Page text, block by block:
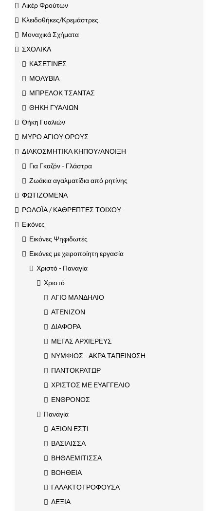
Λικέρ Φρούτων
Κλειδοθήκες/Κρεμάστρες
Μοναχικά Σχήματα
ΣΧΟΛΙΚΑ
ΚΑΣΕΤΙΝΕΣ
ΜΟΛΥΒΙΑ
ΜΠΡΕΛΟΚ ΤΣΑΝΤΑΣ
ΘΗΚΗ ΓΥΑΛΙΩΝ
Θήκη Γυαλιών
ΜΥΡΟ ΑΓΙΟΥ ΟΡΟΥΣ
ΔΙΑΚΟΣΜΗΤΙΚΑ ΚΗΠΟΥ/ΑΝΟΙΞΗ
Για Γκαζόν - Γλάστρα
Ζωάκια αγαλματίδια από ρητίνης
ΦΩΤΙΖΟΜΕΝΑ
ΡΟΛΟΪΑ / ΚΑΘΡΕΠΤΕΣ ΤΟΙΧΟΥ
Εικόνες
Εικόνες Ψηφιδωτές
Εικόνες με χειροποίητη εργασία
Χριστό - Παναγία
Χριστό
ΑΓΙΟ ΜΑΝΔΗΛΙΟ
ΑΤΕΝΙΖΟΝ
ΔΙΑΦΟΡΑ
ΜΕΓΑΣ ΑΡΧΙΕΡΕΥΣ
ΝΥΜΦΙΟΣ - ΑΚΡΑ ΤΑΠΕΙΝΩΣΗ
ΠΑΝΤΟΚΡΑΤΩΡ
ΧΡΙΣΤΟΣ ΜΕ ΕΥΑΓΓΕΛΙΟ
ΕΝΘΡΟΝΟΣ
Παναγία
ΑΞΙΟΝ ΕΣΤΙ
ΒΑΣΙΛΙΣΣΑ
ΒΗΘΛΕΜΙΤΙΣΣΑ
ΒΟΗΘΕΙΑ
ΓΑΛΑΚΤΟΤΡΟΦΟΥΣΑ
ΔΕΞΙΑ